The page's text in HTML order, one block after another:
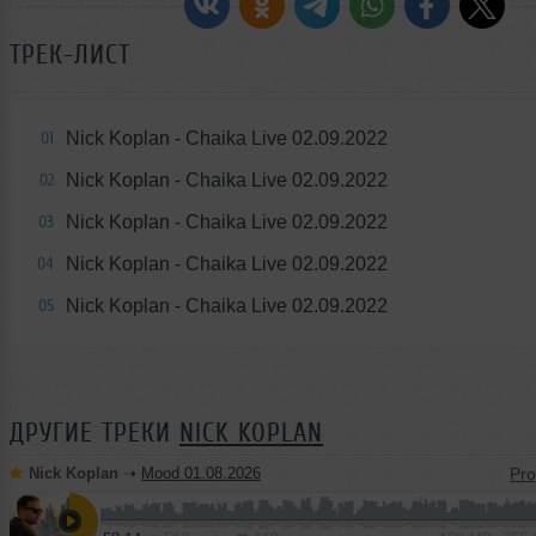
ТРЕК-ЛИСТ
01 Nick Koplan - Chaika Live 02.09.2022
02 Nick Koplan - Chaika Live 02.09.2022
03 Nick Koplan - Chaika Live 02.09.2022
04 Nick Koplan - Chaika Live 02.09.2022
05 Nick Koplan - Chaika Live 02.09.2022
ДРУГИЕ ТРЕКИ NICK KOPLAN
Nick Koplan ➝ Mood 01.08.2026